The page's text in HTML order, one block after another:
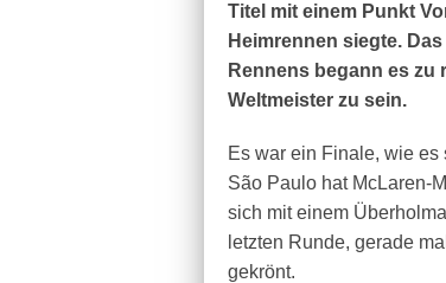
Titel mit einem Punkt
Heimrennen siegte.
Rennens begann es zu
Weltmeister zu sein.
Es war ein Finale, wie
São Paulo hat McLaren-
sich mit einem
letzten Runde, gerade
gekrönt.